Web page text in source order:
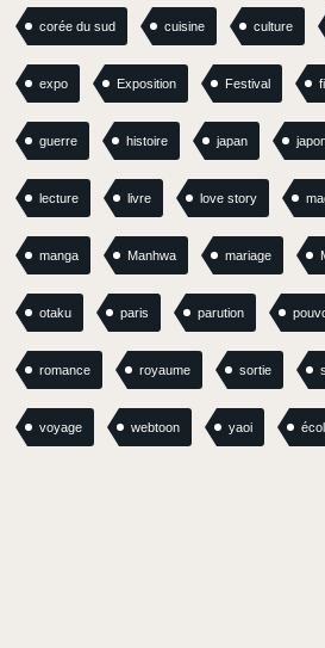
corée du sud cuisine culture
expo Exposition Festival
guerre histoire japan
lecture livre love story
manga Manhwa mariage
otaku paris parution
romance royaume sortie
voyage webtoon yaoi